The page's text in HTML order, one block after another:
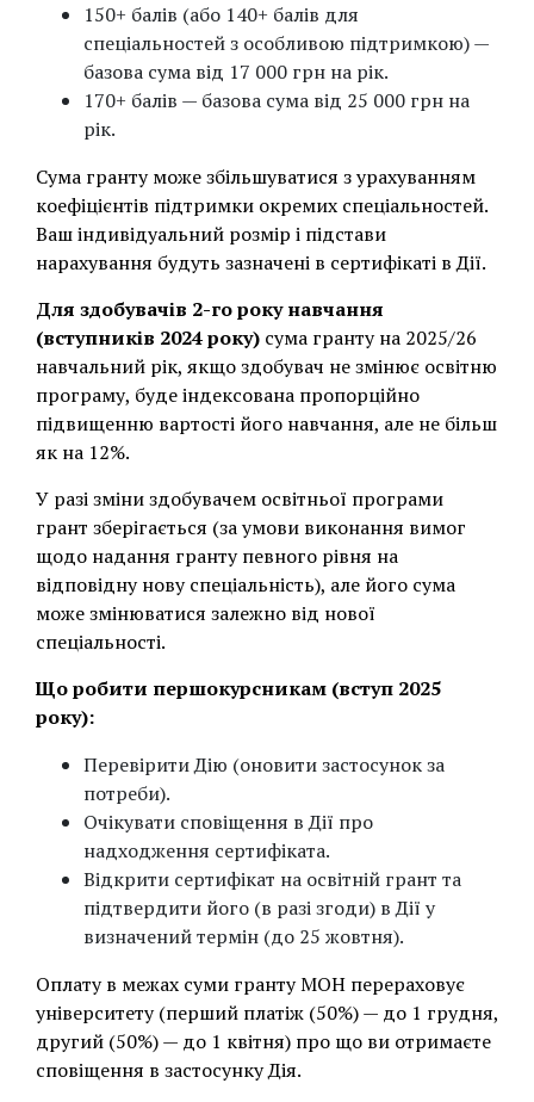
150+ балів (або 140+ балів для
спеціальностей з особливою підтримкою) —
базова сума від 17 000 грн на рік.
170+ балів — базова сума від 25 000 грн на
рік.
Сума гранту може збільшуватися з урахуванням
коефіцієнтів підтримки окремих спеціальностей.
Ваш індивідуальний розмір і підстави
нарахування будуть зазначені в сертифікаті в Дії.
Для здобувачів 2-го року навчання
(вступників 2024 року) сума гранту на 2025/26
навчальний рік, якщо здобувач не змінює освітню
програму, буде індексована пропорційно
підвищенню вартості його навчання, але не більш
як на 12%.
У разі зміни здобувачем освітньої програми
грант зберігається (за умови виконання вимог
щодо надання гранту певного рівня на
відповідну нову спеціальність), але його сума
може змінюватися залежно від нової
спеціальності.
Що робити першокурсникам (вступ 2025
року):
Перевірити Дію (оновити застосунок за
потреби).
Очікувати сповіщення в Дії про
надходження сертифіката.
Відкрити сертифікат на освітній грант та
підтвердити його (в разі згоди) в Дії у
визначений термін (до 25 жовтня).
Оплату в межах суми гранту МОН перераховує
університету (перший платіж (50%) — до 1 грудня,
другий (50%) — до 1 квітня) про що ви отримаєте
сповіщення в застосунку Дія.